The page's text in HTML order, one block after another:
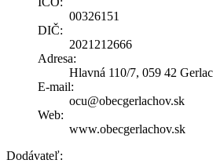
00326151
DIČ:
2021212666
Adresa:
Hlavná 110/7, 059 42
E-mail:
ocu@obecgerlachov.sk
Web:
www.obecgerlachov.sk
Dodávateľ: